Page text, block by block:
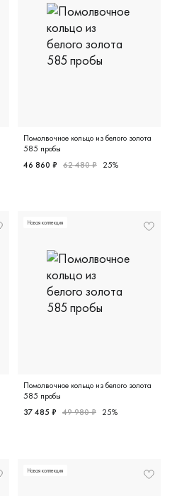
Помолвочное кольцо из белого золота
585 пробы
46 860 ₽ 62 480 ₽ 25%
Новая коллекция
Помолвочное кольцо из белого золота
585 пробы
37 485 ₽ 49 980 ₽ 25%
Новая коллекция